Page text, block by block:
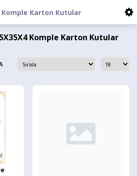
Komple Karton Kutular
Komple Karton Kutular